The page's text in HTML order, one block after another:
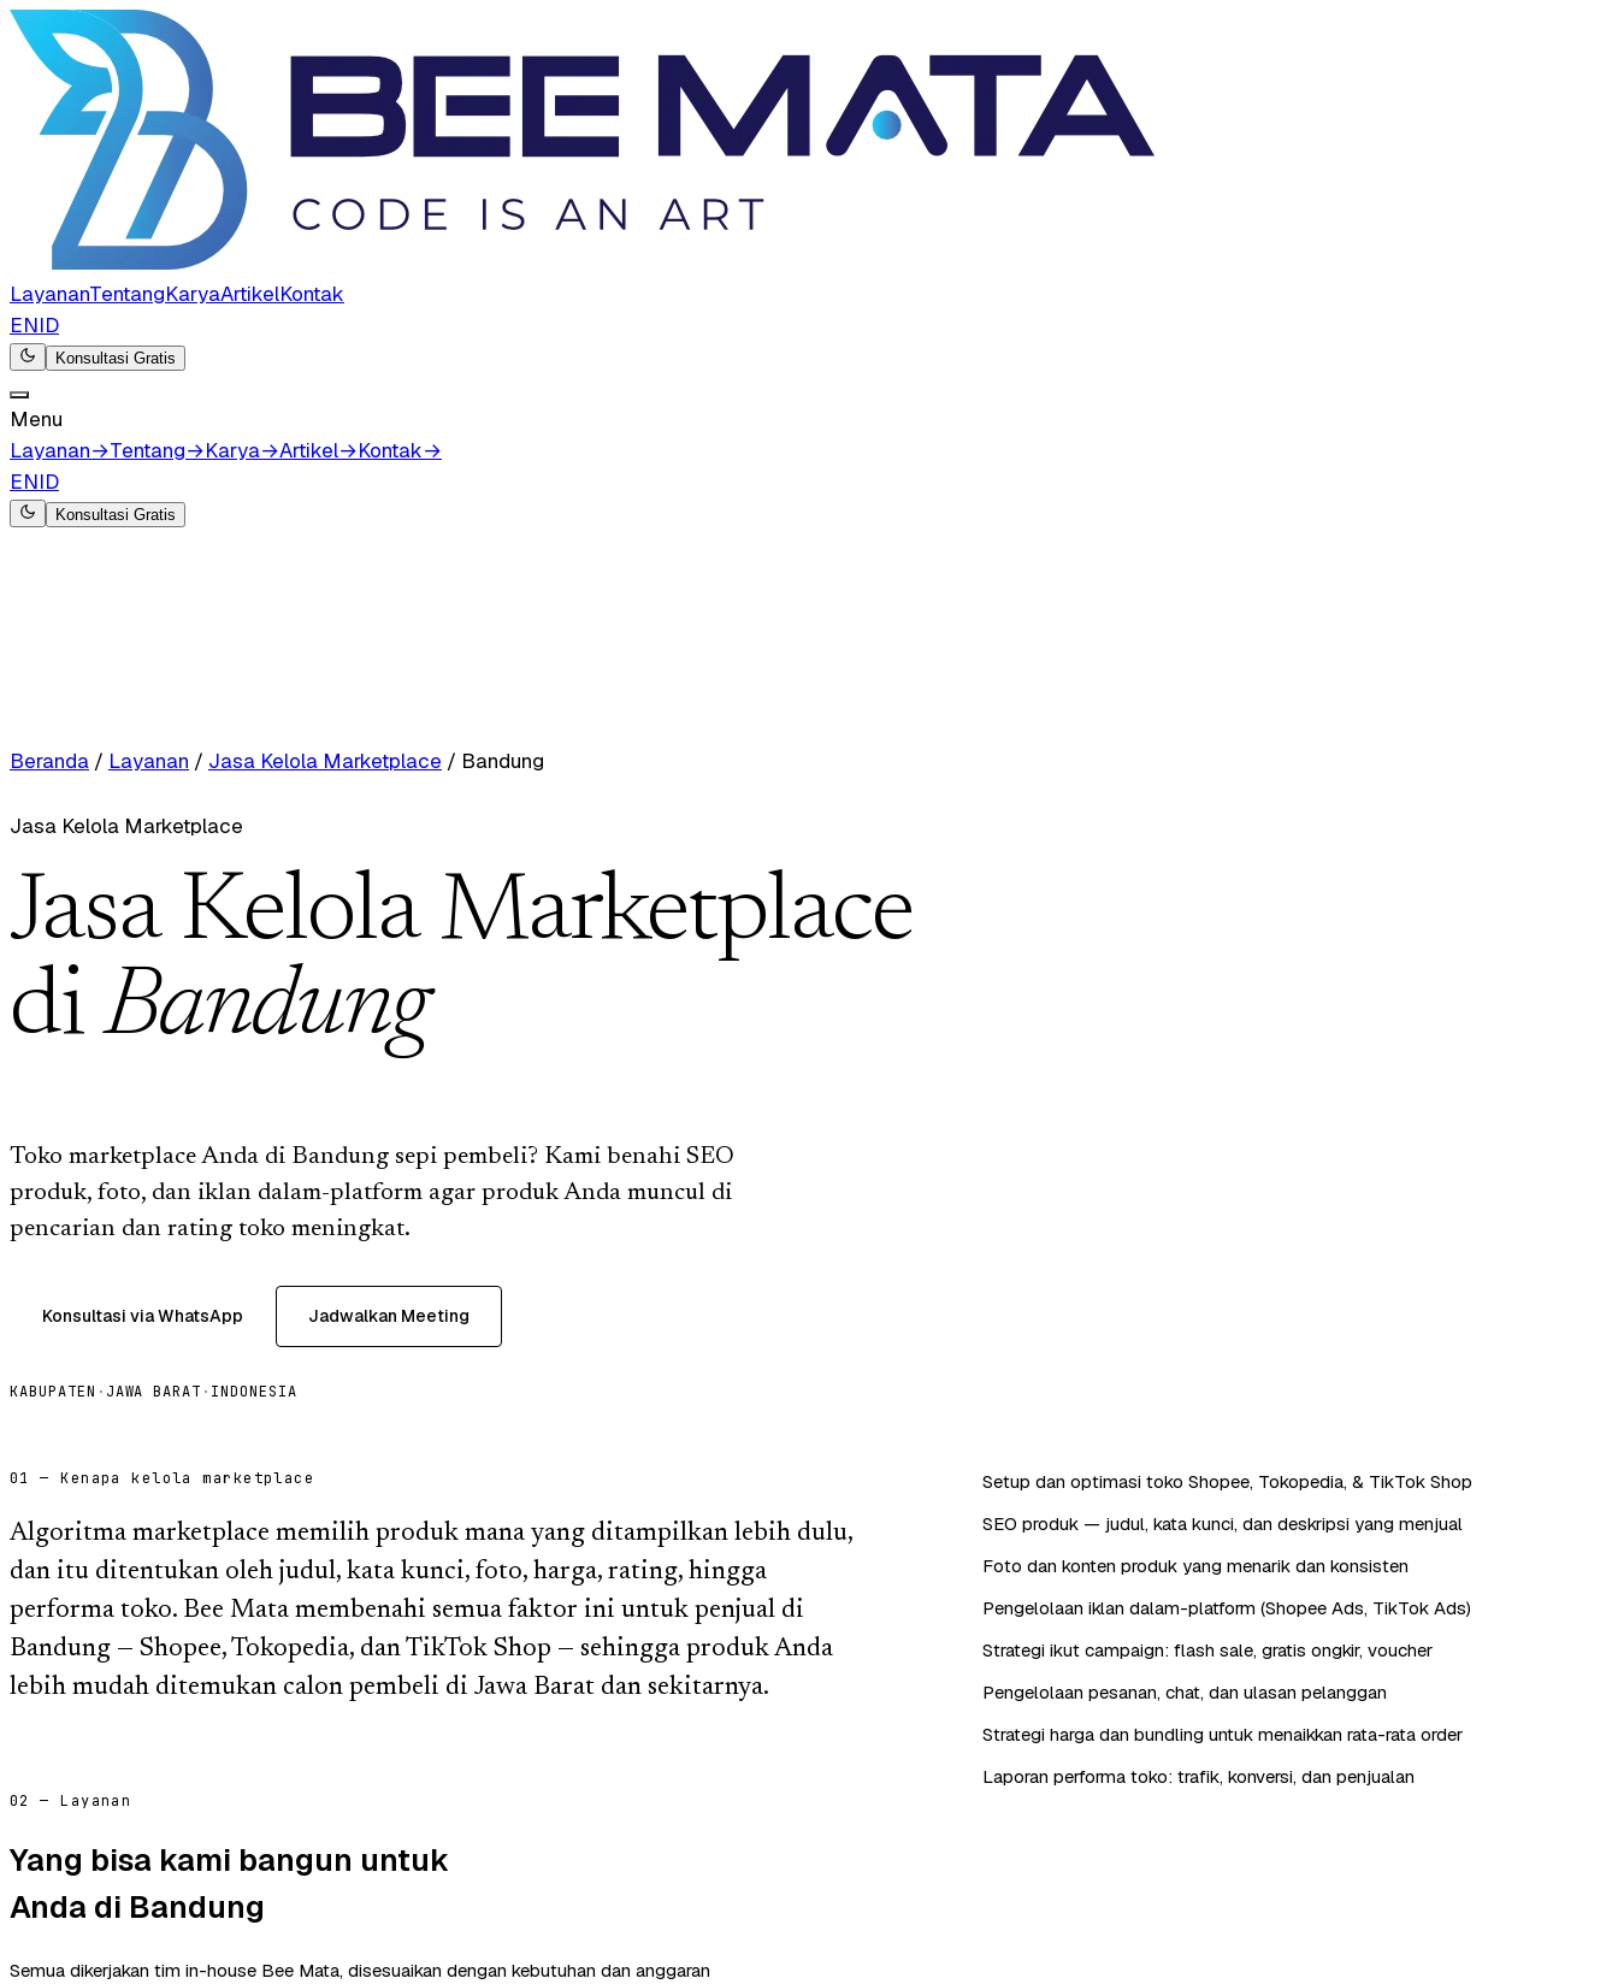
LayananTentangKaryaArtikelKontak
ENID
Konsultasi Gratis
Menu
Layanan→Tentang→Karya→Artikel→Kontak→
ENID
Konsultasi Gratis
Beranda / Layanan / Jasa Kelola Marketplace / Bandung
Jasa Kelola Marketplace
Jasa Kelola Marketplace
diBandung
Toko marketplace Anda di Bandung sepi pembeli? Kami benahi SEO
produk, foto, dan iklan dalam-platform agar produk Anda muncul di
pencarian dan rating toko meningkat.
Konsultasi via WhatsApp Jadwalkan Meeting
KABUPATEN · JAWA BARAT · INDONESIA
01 — Kenapa kelola marketplace
Algoritma marketplace memilih produk mana yang ditampilkan lebih dulu,
dan itu ditentukan oleh judul, kata kunci, foto, harga, rating, hingga
performa toko. Bee Mata membenahi semua faktor ini untuk penjual di
Bandung — Shopee, Tokopedia, dan TikTok Shop — sehingga produk Anda
lebih mudah ditemukan calon pembeli di Jawa Barat dan sekitarnya.
Setup dan optimasi toko Shopee, Tokopedia, & TikTok Shop
SEO produk — judul, kata kunci, dan deskripsi yang menjual
Foto dan konten produk yang menarik dan konsisten
Pengelolaan iklan dalam-platform (Shopee Ads, TikTok Ads)
Strategi ikut campaign: flash sale, gratis ongkir, voucher
Pengelolaan pesanan, chat, dan ulasan pelanggan
Strategi harga dan bundling untuk menaikkan rata-rata order
Laporan performa toko: trafik, konversi, dan penjualan
02 — Layanan
Yang bisa kami bangun untuk
Anda di Bandung
Semua dikerjakan tim in-house Bee Mata, disesuaikan dengan kebutuhan dan anggaran